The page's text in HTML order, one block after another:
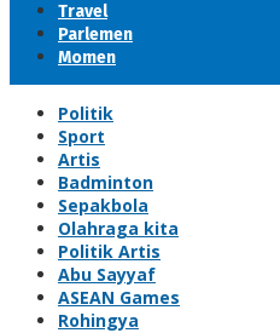
Travel
Parlemen
Momen
Politik
Sport
Artis
Badminton
Sepakbola
Olahraga kita
Politik Artis
Abu Sayyaf
ASEAN Games
Rohingya